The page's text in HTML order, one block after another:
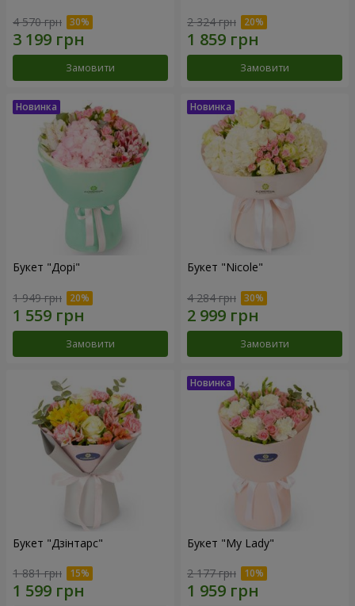
4 570 грн
Замовити
2 324 грн
Замовити
Букет "Дорі"
1 949 грн
Замовити
Букет "Nicole"
4 284 грн
Замовити
Букет "Дзінтарс"
1 881 грн
Букет "My Lady"
2 177 грн